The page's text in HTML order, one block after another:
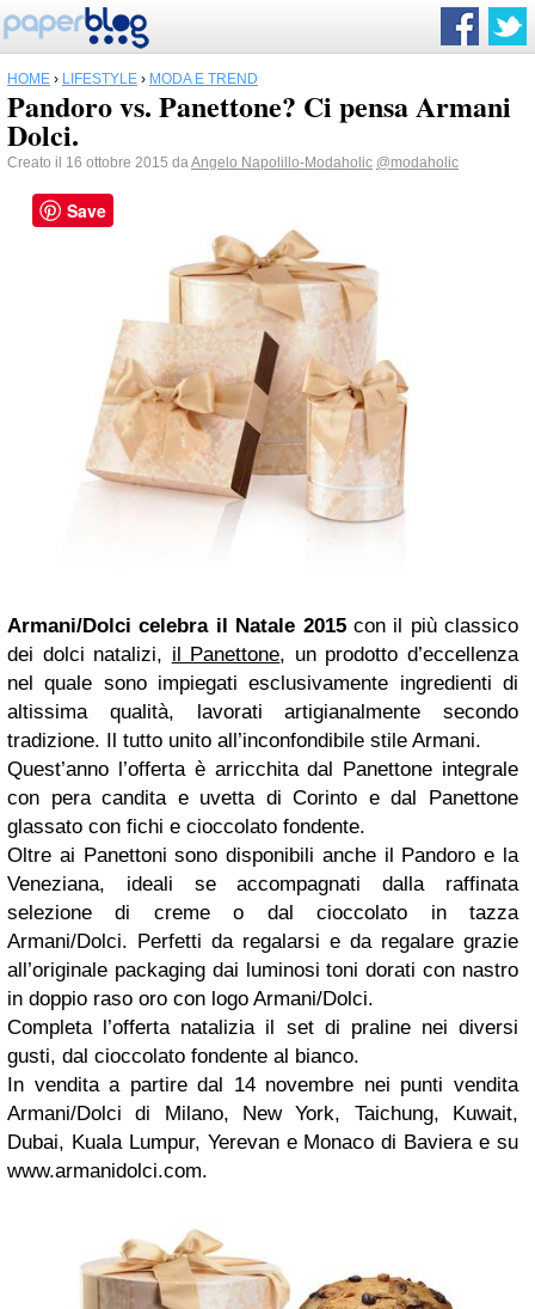
HOME › LIFESTYLE › MODA E TREND
Pandoro vs. Panettone? Ci pensa Armani
Dolci.
Creato il 16 ottobre 2015 daAngelo Napolillo-Modaholic @modaholic
Armani/Dolci celebra il Natale 2015con il più classico
dei dolci natalizi, il Panettone, un prodotto d’eccellenza
nel quale sono impiegati esclusivamente ingredienti di
altissima qualità, lavorati artigianalmente secondo
tradizione. Il tutto unito all’inconfondibile stile Armani.
Quest’anno l’offerta è arricchita dal Panettone integrale
con pera candita e uvetta di Corinto e dal Panettone
glassato con fichi e cioccolato fondente.
Oltre ai Panettoni sono disponibili anche il Pandoro e la
Veneziana, ideali se accompagnati dalla raffinata
selezione di creme o dal cioccolato in tazza
Armani/Dolci. Perfetti da regalarsi e da regalare grazie
all’originale packaging dai luminosi toni dorati con nastro
in doppio raso oro con logo Armani/Dolci.
Completa l’offerta natalizia il set di praline nei diversi
gusti, dal cioccolato fondente al bianco.
In vendita a partire dal 14 novembre nei punti vendita
Armani/Dolci di Milano, New York, Taichung, Kuwait,
Dubai, Kuala Lumpur, Yerevan e Monaco di Baviera e su
www.armanidolci.com.
Save